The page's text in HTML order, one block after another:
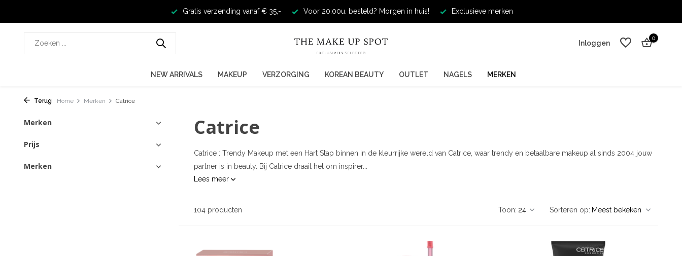
Gratis verzending vanaf € 35,- Voor 20:00u. besteld? Morgen in huis! Exclusieve merken
Inloggen
0
NEW ARRIVALS MAKEUP VERZORGING KOREAN BEAUTY OUTLET NAGELS MERKEN
Terug Home Merken Catrice
Merken
Prijs
Merken
Catrice
Catrice : Trendy Makeup met een Hart Stap binnen in de kleurrijke wereld van Catrice, waar trendy en betaalbare makeup al sinds 2004 jouw
partner is in beauty. Bij Catrice draait het om inspirer...
Lees meer
104 producten Toon: Sorteren op: